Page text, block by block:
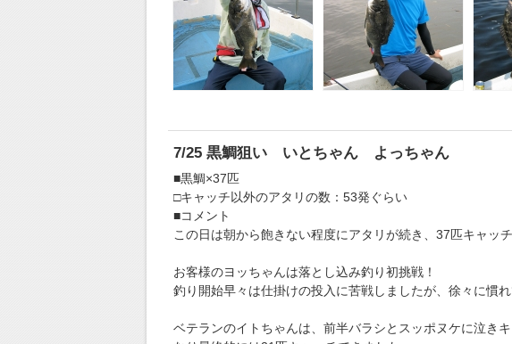
7/25 黒鯛狙い いとちゃん よっちゃん
■黒鯛×37匹
□キャッチ以外のアタリの数：53発ぐらい
■コメント
この日は朝から飽きない程度にアタリが続き、37匹キャッ
お客様のヨッちゃんは落とし込み釣り初挑戦！
釣り開始早々は仕掛けの投入に苦戦しましたが、徐々に慣
ベテランのイトちゃんは、前半バラシとスッポヌケに泣き